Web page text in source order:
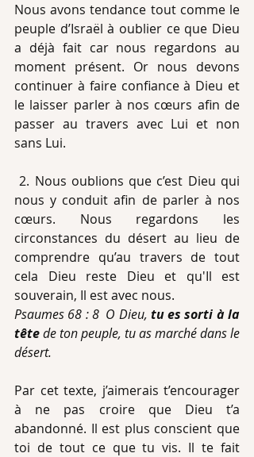
Nous avons tendance tout comme le
peuple d’Israël à oublier ce que Dieu
a déjà fait car nous regardons au
moment présent. Or nous devons
continuer à faire confiance à Dieu et
le laisser parler à nos cœurs afin de
passer au travers avec Lui et non
sans Lui.
2. Nous oublions que c’est Dieu qui
nous y conduit afin de parler à nos
cœurs. Nous regardons les
circonstances du désert au lieu de
comprendre qu’au travers de tout
cela Dieu reste Dieu et qu'Il est
souverain, Il est avec nous.
Psaumes 68 : 8  O Dieu, tu es sorti à la
tête de ton peuple, tu as marché dans le
désert.
Par cet texte, j’aimerais t’encourager
à ne pas croire que Dieu t’a
abandonné. Il est plus conscient que
toi de tout ce que tu vis. Il te fait